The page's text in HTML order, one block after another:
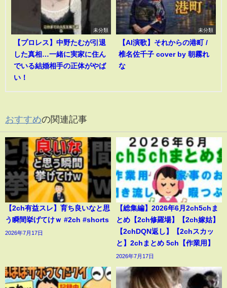
未分類
【プロレス】中野たむが引退
した真相…一緒に実家に住ん
でいる結婚相手の正体がやば
い！
未分類
【AI演歌】それからの港町 /
椎名佐千子 cover by 朝霧れ
な
おすすめの関連記事
【2ch有益スレ】育ち良いなと思
う瞬間挙げてけｗ #2ch #shorts
2026年7月17日
【総集編】2026年6月2ch5chま
とめ【2ch修羅場】【2ch嫁姑】
【2chDQN返し】【2chスカッ
と】2chまとめ 5ch【作業用】
2026年7月17日